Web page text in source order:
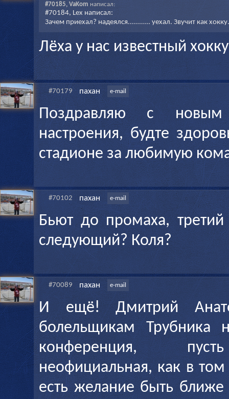
#70185, VaKom написал:
#70184, Lex написал:
Зачем приехал? надеялся........... уехал. Звучит как
Лëха у нас известный
#70179 пахан e-mail
Поздравляю с
настроения, будте
стадионе за любимую
#70102 пахан e-mail
Бьют до промаха,
следующий? Коля?
#70089 пахан e-mail
И ещё! Дмитрий
болельщикам Трубника
конференция,
неофициальная, как в
есть желание быть